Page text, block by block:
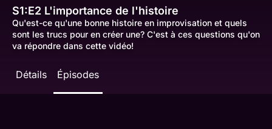
S1:E2 L'importance de l'histoire
Qu'est-ce qu'une bonne histoire en improvisation et quels
sont les trucs pour en créer une? C'est à ces questions qu'on
va répondre dans cette vidéo!
Détails Épisodes